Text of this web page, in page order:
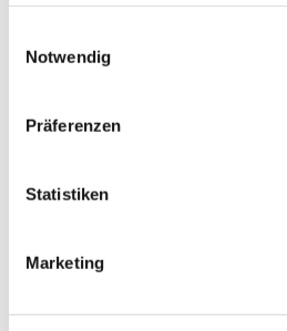
Notwendig
Präferenzen
Statistiken
Marketing